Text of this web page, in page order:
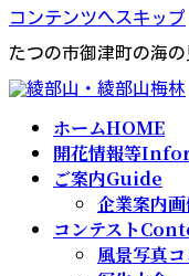
コンテンツへスキップ
たつの市御津町の海
ホームHOME
開花情報等
ご案内Guide
企業案内
コンテスト
風景写真